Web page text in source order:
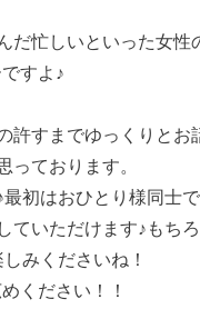
忙しいといった女性
すよ♪
許すまでゆっくりとお
っております。
初はおひとり様同士
ていただけます♪もち
みくださいね！
ください！！